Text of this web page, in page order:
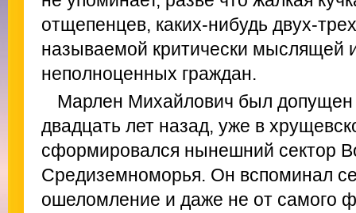
отщепенцев, каких-нибудь двух-
называемой критически мыслящей
неполноценных граждан.
Марлен Михайлович был допущен
двадцать лет назад, уже в
сформировался нынешний сектор
Средиземноморья. Он вспоминал
ошеломление и даже не от самого